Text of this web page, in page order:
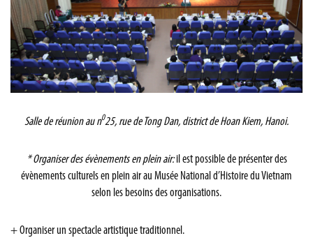
Salle de réunion au n025, rue de Tong Dan, district de Hoan Kiem, Hanoi.
* Organiser des évènements en plein air:il est possible de présenter des
évènements culturels en plein air au Musée National d’Histoire du Vietnam
selon les besoins des organisations.
+ Organiser un spectacle artistique traditionnel.